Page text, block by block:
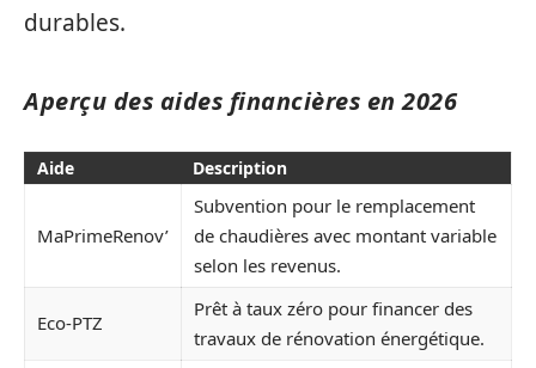
durables.
Aperçu des aides financières en 2026
Aide Description
MaPrimeRenov’
Subvention pour le remplacement
de chaudières avec montant variable
selon les revenus.
Eco-PTZ
Prêt à taux zéro pour financer des
travaux de rénovation énergétique.